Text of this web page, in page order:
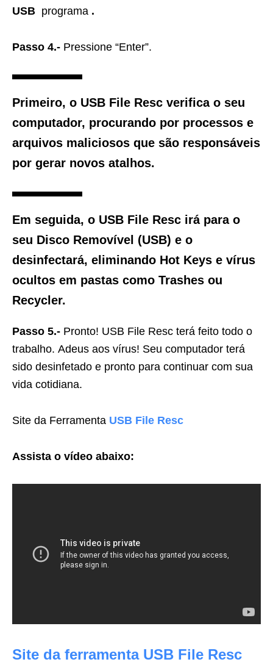
USB programa .
Passo 4.- Pressione “Enter”.
Primeiro, o USB File Resc verifica o seu
computador, procurando por processos e
arquivos maliciosos que são responsáveis
​​por gerar novos atalhos.
Em seguida, o USB File Resc irá para o
seu Disco Removível (USB) e o
desinfectará, eliminando Hot Keys e vírus
ocultos em pastas como Trashes ou
Recycler.
Passo 5.- Pronto! USB File Resc terá feito todo o
trabalho. Adeus aos vírus! Seu computador terá
sido desinfetado e pronto para continuar com sua
vida cotidiana.
Site da Ferramenta USB File Resc
Assista o vídeo abaixo:
Site da ferramenta USB File Resc